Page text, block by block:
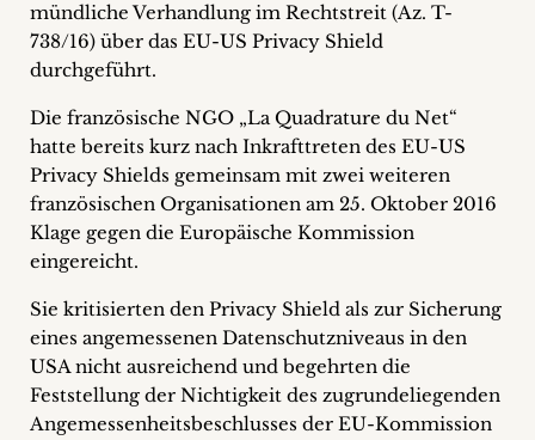
&
Podcasts
+
Team
Philosophie
Presseanfragen
Kontakt
mündliche Verhandlung im Rechtstreit (Az. T-
738/16) über das EU-US Privacy Shield
durchgeführt.
Die französische NGO „La Quadrature du Net“
hatte bereits kurz nach Inkrafttreten des EU-US
Privacy Shields gemeinsam mit zwei weiteren
französischen Organisationen am 25. Oktober 2016
Klage gegen die Europäische Kommission
eingereicht.
Sie kritisierten den Privacy Shield als zur Sicherung
eines angemessenen Datenschutzniveaus in den
USA nicht ausreichend und begehrten die
Feststellung der Nichtigkeit des zugrundeliegenden
Angemessenheitsbeschlusses der EU-Kommission